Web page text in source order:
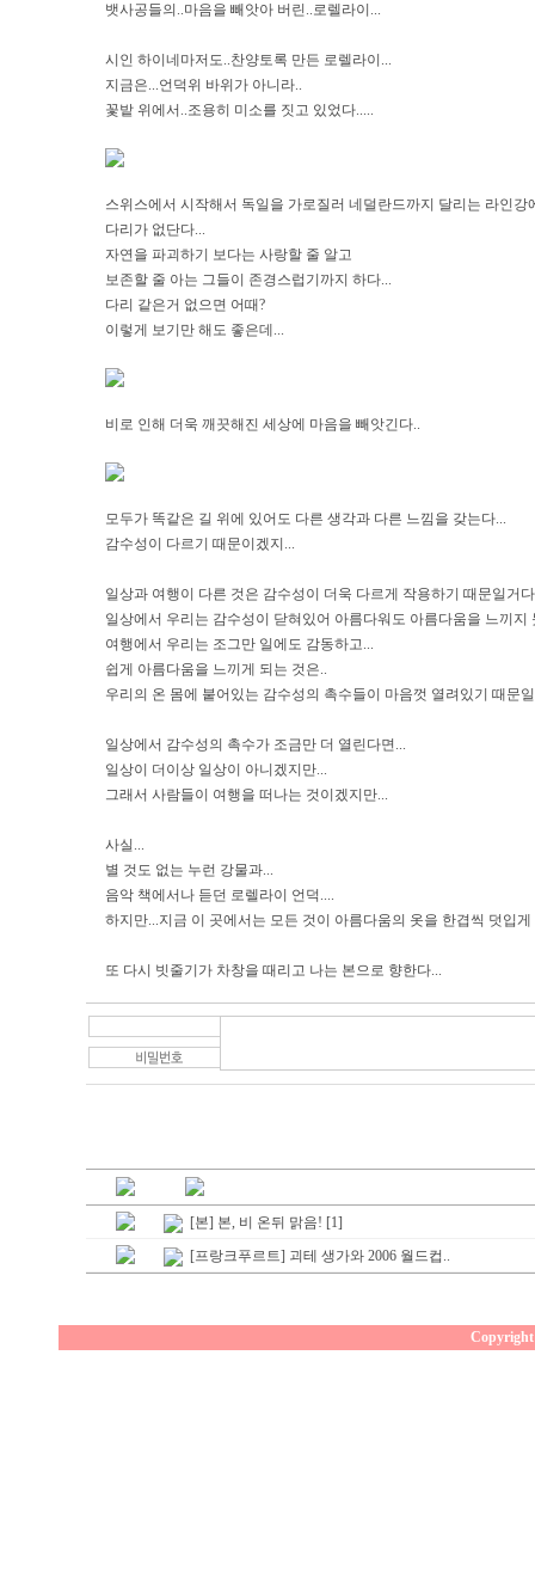
뱃사공들의..마음을 빼앗아 버린..로렐라이...
시인 하이네마저도..찬양토록 만든 로렐라이...
지금은...언덕위 바위가 아니라..
꽃밭 위에서..조용히 미소를 짓고 있었다.....
스위스에서 시작해서 독일을 가로질러 네덜란드까지 달리는 라인강
다리가 없단다...
자연을 파괴하기 보다는 사랑할 줄 알고
보존할 줄 아는 그들이 존경스럽기까지 하다...
다리 같은거 없으면 어때?
이렇게 보기만 해도 좋은데...
비로 인해 더욱 깨끗해진 세상에 마음을 빼앗긴다..
모두가 똑같은 길 위에 있어도 다른 생각과 다른 느낌을 갖는다...
감수성이 다르기 때문이겠지...
일상과 여행이 다른 것은 감수성이 더욱 다르게 작용하기 때문일거
일상에서 우리는 감수성이 닫혀있어 아름다워도 아름다움을 느끼지
여행에서 우리는 조그만 일에도 감동하고...
쉽게 아름다움을 느끼게 되는 것은..
우리의 온 몸에 붙어있는 감수성의 촉수들이 마음껏 열려있기 때문
일상에서 감수성의 촉수가 조금만 더 열린다면...
일상이 더이상 일상이 아니겠지만...
그래서 사람들이 여행을 떠나는 것이겠지만...
사실...
별 것도 없는 누런 강물과...
음악 책에서나 듣던 로렐라이 언덕....
하지만...지금 이 곳에서는 모든 것이 아름다움의 옷을 한겹씩 덧입게
또 다시 빗줄기가 차창을 때리고 나는 본으로 향한다...
[본] 본, 비 온뒤 맑음! [1]
[프랑크푸르트] 괴테 생가와 2006 월드컵..
Copyright